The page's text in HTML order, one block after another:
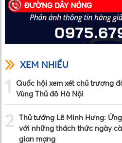
XEM NHIỀU
1
Quốc hội xem xét chủ trương
Vùng Thủ đô Hà Nội
2 Thủ tướng Lê Minh Hưng:
với những thách thức ngày
gian mạng